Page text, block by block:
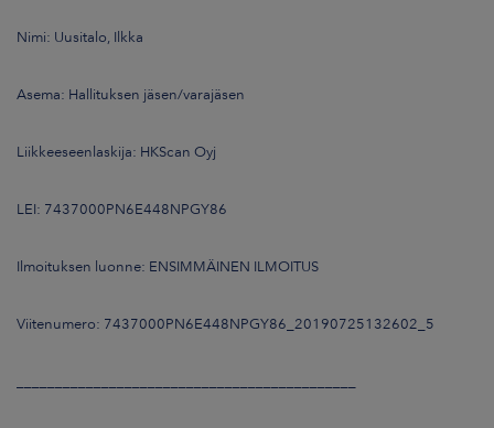
Nimi: Uusitalo, Ilkka
Asema: Hallituksen jäsen/varajäsen
Liikkeeseenlaskija: HKScan Oyj
LEI: 7437000PN6E448NPGY86
Ilmoituksen luonne: ENSIMMÄINEN ILMOITUS
Viitenumero: 7437000PN6E448NPGY86_20190725132602_5